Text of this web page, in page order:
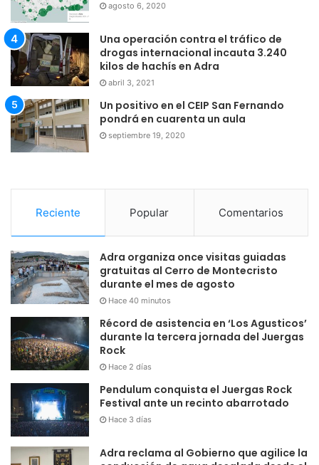
agosto 6, 2020
Una operación contra el tráfico de
drogas internacional incauta 3.240
kilos de hachís en Adra
abril 3, 2021
Un positivo en el CEIP San Fernando
pondrá en cuarenta un aula
septiembre 19, 2020
Reciente Popular Comentarios
Adra organiza once visitas guiadas
gratuitas al Cerro de Montecristo
durante el mes de agosto
Hace 40 minutos
Récord de asistencia en ‘Los Agusticos’
durante la tercera jornada del Juergas
Rock
Hace 2 días
Pendulum conquista el Juergas Rock
Festival ante un recinto abarrotado
Hace 3 días
Adra reclama al Gobierno que agilice la